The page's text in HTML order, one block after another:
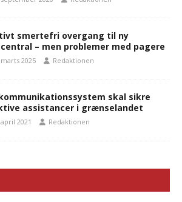
smertefri overgang til ny
– men problemer med pagere
2025 Redaktionen
skal sikre
assistancer i grænselandet
2021 Redaktionen